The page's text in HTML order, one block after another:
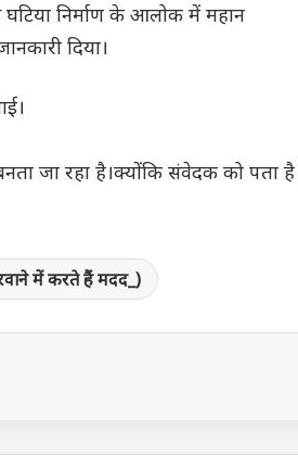
घटिया निर्माण के आलोक में महान
दिया।
जा रहा है।क्योंकि संवेदक को पता है
में करते हैं मदद_)